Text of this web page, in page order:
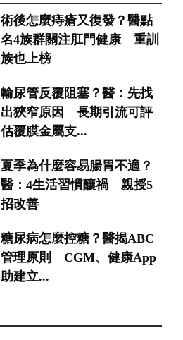
術後怎麼痔瘡又復發？醫點
名4族群關注肛門健康 重訓
族也上榜
輸尿管反覆阻塞？醫：先找
出狹窄原因 長期引流可評
估覆膜金屬支...
夏季為什麼容易腸胃不適？
醫：4生活習慣釀禍 親授5
招改善
糖尿病怎麼控糖？醫揭ABC
管理原則 CGM、健康App
助建立...